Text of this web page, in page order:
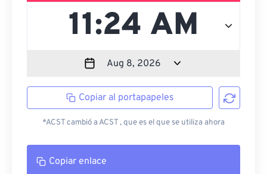
Copiar al portapapeles
*ACST cambió a ACST , que es el que se utiliza ahora
Copiar enlace